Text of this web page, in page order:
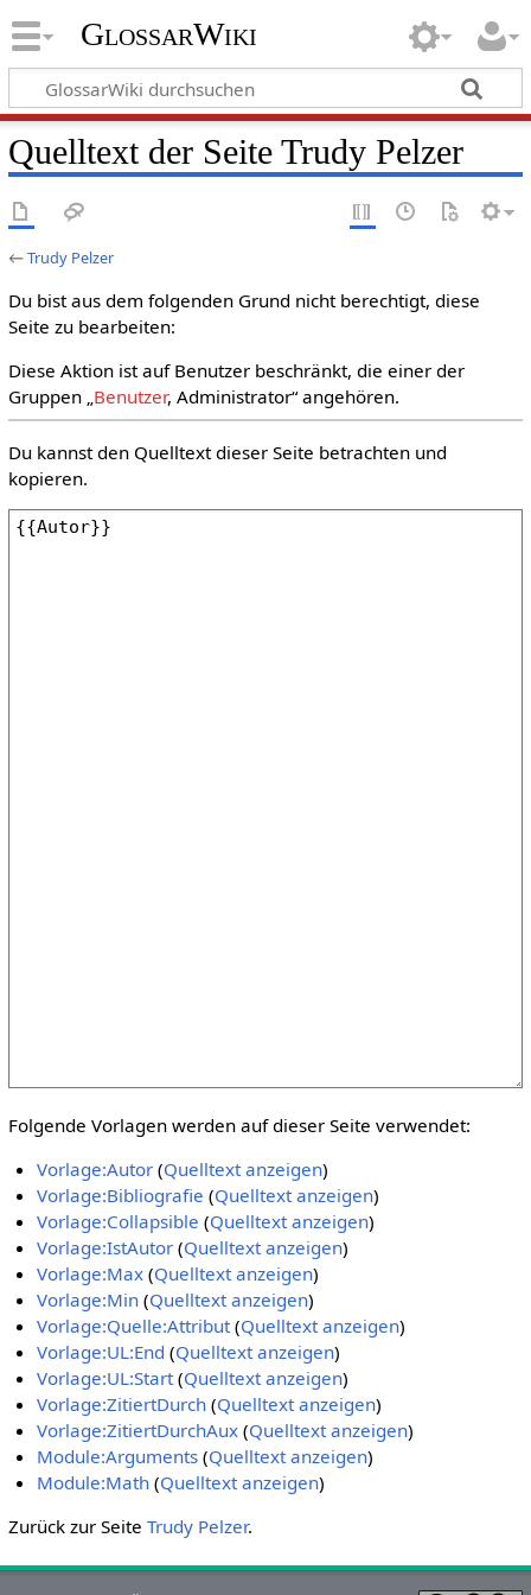
GlossarWiki
Quelltext der Seite Trudy Pelzer
←Trudy Pelzer
Du bist aus dem folgenden Grund nicht berechtigt, diese
Seite zu bearbeiten:
Diese Aktion ist auf Benutzer beschränkt, die einer der
Gruppen „Benutzer, Administrator“ angehören.
Du kannst den Quelltext dieser Seite betrachten und
kopieren.
Folgende Vorlagen werden auf dieser Seite verwendet:
Vorlage:Autor (Quelltext anzeigen)
Vorlage:Bibliografie (Quelltext anzeigen)
Vorlage:Collapsible (Quelltext anzeigen)
Vorlage:IstAutor (Quelltext anzeigen)
Vorlage:Max (Quelltext anzeigen)
Vorlage:Min (Quelltext anzeigen)
Vorlage:Quelle:Attribut(Quelltext anzeigen)
Vorlage:UL:End (Quelltext anzeigen)
Vorlage:UL:Start(Quelltext anzeigen)
Vorlage:ZitiertDurch (Quelltext anzeigen)
Vorlage:ZitiertDurchAux (Quelltext anzeigen)
Module:Arguments (Quelltext anzeigen)
Module:Math (Quelltext anzeigen)
Zurück zur Seite Trudy Pelzer.